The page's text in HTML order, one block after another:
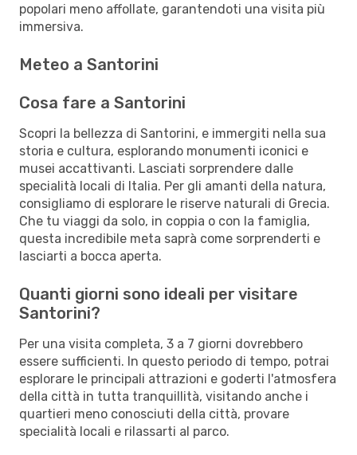
popolari meno affollate, garantendoti una visita più
immersiva.
Meteo a Santorini
Cosa fare a Santorini
Scopri la bellezza di Santorini, e immergiti nella sua
storia e cultura, esplorando monumenti iconici e
musei accattivanti. Lasciati sorprendere dalle
specialità locali di Italia. Per gli amanti della natura,
consigliamo di esplorare le riserve naturali di Grecia.
Che tu viaggi da solo, in coppia o con la famiglia,
questa incredibile meta saprà come sorprenderti e
lasciarti a bocca aperta.
Quanti giorni sono ideali per visitare
Santorini?
Per una visita completa, 3 a 7 giorni dovrebbero
essere sufficienti. In questo periodo di tempo, potrai
esplorare le principali attrazioni e goderti l'atmosfera
della città in tutta tranquillità, visitando anche i
quartieri meno conosciuti della città, provare
specialità locali e rilassarti al parco.